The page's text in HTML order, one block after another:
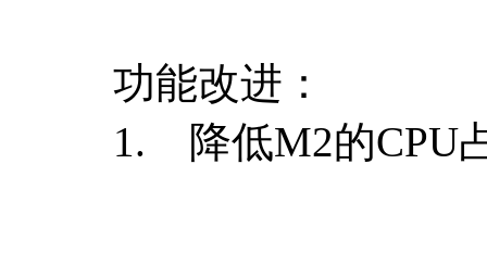
功能改进：
1. 降低M2的CPU